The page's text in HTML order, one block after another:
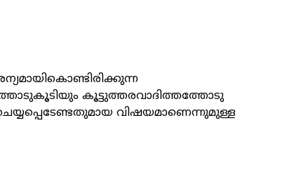
കൂട്ടുത്തരവാദിത്തത്തോടു
വിഷയമാണെന്നുമുള്ള